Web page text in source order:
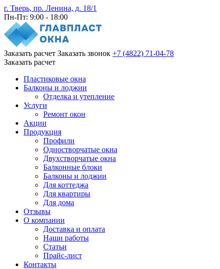
г. Тверь, пр. Ленина, д. 18/1
Пн-Пт: 9:00 - 18:00
Заказать расчет Заказать звонок +7 (4822) 71-04-78
Заказать расчет
Пластиковые окна
Балконы и лоджии
Отделка и утепление
Услуги
Ремонт окон
Акции
Продукция
Профили
Одностворчатые окна
Двухстворчатые окна
Балконные блоки
Балконы и лоджии
Для коттеджа
Для квартиры
Для дома
Отзывы
О компании
Доставка и оплата
Наши работы
Статьи
Прайс-лист
Контакты